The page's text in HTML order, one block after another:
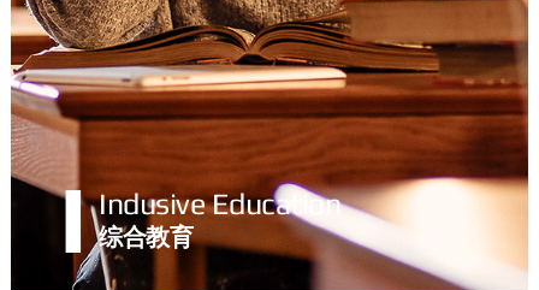
I Indusive Education
综合教育